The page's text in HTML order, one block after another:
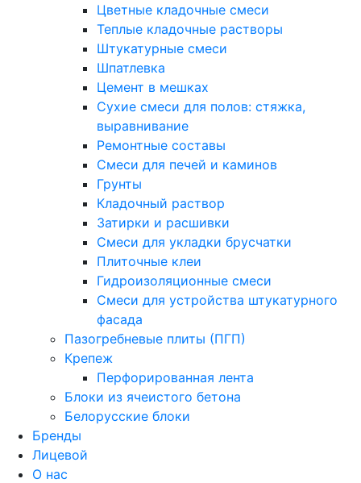
Цветные кладочные смеси
Теплые кладочные растворы
Штукатурные смеси
Шпатлевка
Цемент в мешках
Сухие смеси для полов: стяжка,
выравнивание
Ремонтные составы
Смеси для печей и каминов
Грунты
Кладочный раствор
Затирки и расшивки
Смеси для укладки брусчатки
Плиточные клеи
Гидроизоляционные смеси
Смеси для устройства штукатурного
фасада
Пазогребневые плиты (ПГП)
Крепеж
Перфорированная лента
Блоки из ячеистого бетона
Белорусские блоки
Бренды
Лицевой
О нас